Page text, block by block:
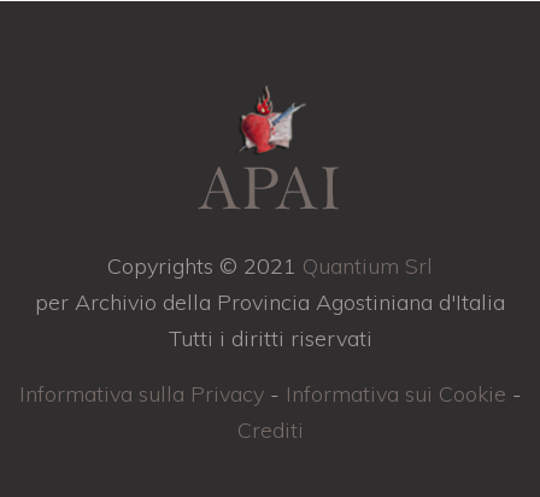
Copyrights © 2021 Quantium Srl
per Archivio della Provincia Agostiniana d'Italia
Tutti i diritti riservati
Informativa sulla Privacy- Informativa sui Cookie -
Crediti